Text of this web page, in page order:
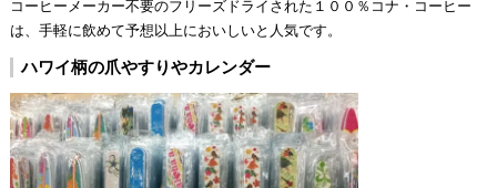
コーヒーメーカー不要のフリーズドライされた１００％コナ・コーヒー
は、手軽に飲めて予想以上においしいと人気です。
ハワイ柄の爪やすりやカレンダー